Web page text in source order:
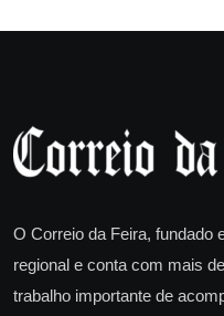
O Correio da Feira, fundado
regional e conta com mais
trabalho importante de